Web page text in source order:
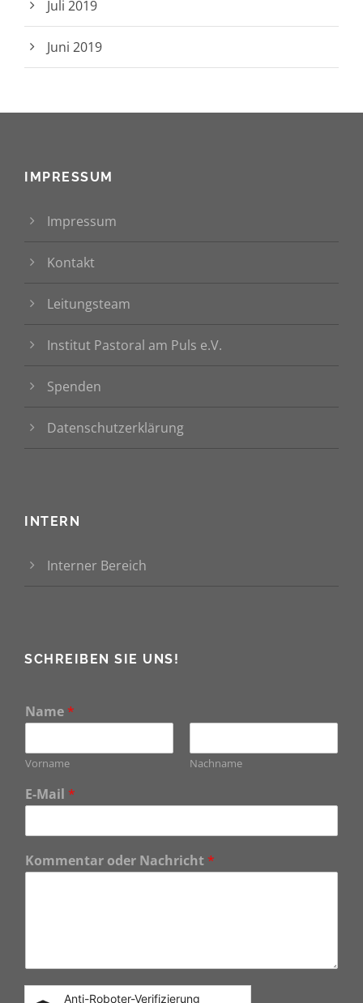
Juli 2019
Juni 2019
IMPRESSUM
Impressum
Kontakt
Leitungsteam
Institut Pastoral am Puls e.V.
Spenden
Datenschutzerklärung
INTERN
Interner Bereich
SCHREIBEN SIE UNS!
Name *
Vorname Nachname
E-Mail *
Kommentar oder Nachricht *
Anti-Roboter-Verifizierung